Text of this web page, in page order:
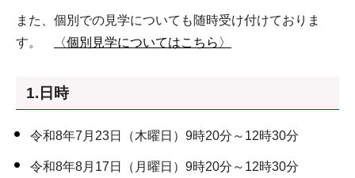
また、個別での見学についても随時受け付けておりま
す。
〈個別見学についてはこちら〉
1.日時
令和8年7月23日（木曜日）9時20分～12時30分
令和8年8月17日（月曜日）9時20分～12時30分